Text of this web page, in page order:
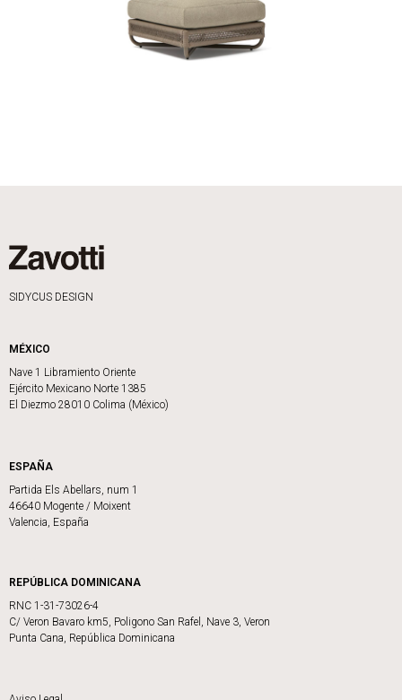
SIDYCUS DESIGN
MÉXICO
Nave 1 Libramiento Oriente
Ejército Mexicano Norte 1385
El Diezmo 28010 Colima (México)
ESPAÑA
Partida Els Abellars, num 1
46640 Mogente / Moixent
Valencia, España
REPÚBLICA DOMINICANA
RNC 1-31-73026-4
C/ Veron Bavaro km5, Poligono San Rafel, Nave 3, Veron
Punta Cana, República Dominicana